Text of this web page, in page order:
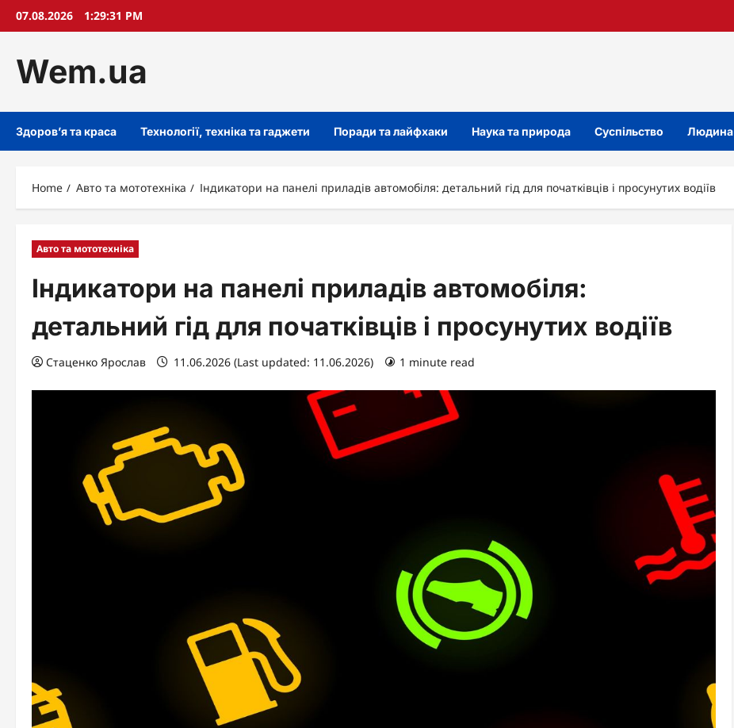
Skip07.08.2026 1:29:31 PM
Wem.ua
Здоров’я та краса Технології, техніка та гаджети Поради та лайфхаки Наука та природа Суспільство Людина
Home Авто та мототехніка Індикатори на панелі приладів автомобіля: детальний гід для початківців і просунутих водіїв
Авто та мототехніка
Індикатори на панелі приладів автомобіля:
детальний гід для початківців і просунутих водіїв
Стаценко Ярослав 11.06.2026 (Last updated: 11.06.2026) 1 minute read